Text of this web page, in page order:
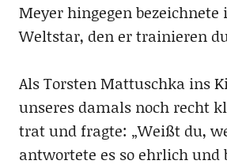
Meyer hingegen bezeichnete
Weltstar, den er trainieren
Als Torsten Mattuschka ins
unseres damals noch recht
trat und fragte: „Weißt du,
antwortete es so ehrlich